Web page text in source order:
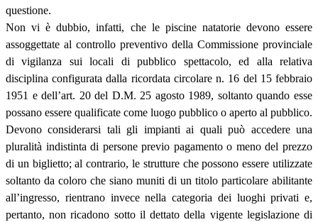
questione.
Non vi è dubbio, infatti, che le piscine natatorie devono essere
assoggettate al controllo preventivo della Commissione provinciale
di vigilanza sui locali di pubblico spettacolo, ed alla relativa
disciplina configurata dalla ricordata circolare n. 16 del 15 febbraio
1951 e dell’art. 20 del D.M. 25 agosto 1989, soltanto quando esse
possano essere qualificate come luogo pubblico o aperto al pubblico.
Devono considerarsi tali gli impianti ai quali può accedere una
pluralità indistinta di persone previo pagamento o meno del prezzo
di un biglietto; al contrario, le strutture che possono essere utilizzate
soltanto da coloro che siano muniti di un titolo particolare abilitante
all’ingresso, rientrano invece nella categoria dei luoghi privati e,
pertanto, non ricadono sotto il dettato della vigente legislazione di